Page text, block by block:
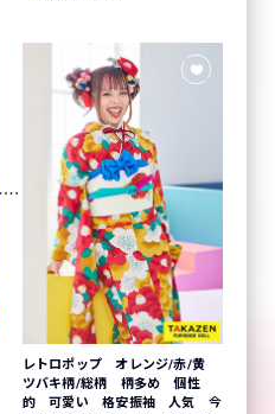
レトロポップ オレンジ/赤/黄
ツバキ柄/総柄 柄多め 個性
的 可愛い 格安振袖 人気 今